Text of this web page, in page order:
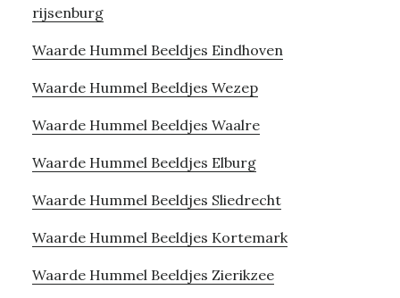
rijsenburg
Waarde Hummel Beeldjes Eindhoven
Waarde Hummel Beeldjes Wezep
Waarde Hummel Beeldjes Waalre
Waarde Hummel Beeldjes Elburg
Waarde Hummel Beeldjes Sliedrecht
Waarde Hummel Beeldjes Kortemark
Waarde Hummel Beeldjes Zierikzee